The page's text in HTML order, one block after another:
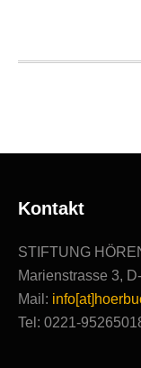
Kontakt
STIFTUNG
Marienstrasse 3,
Mail:
Tel: 0221-